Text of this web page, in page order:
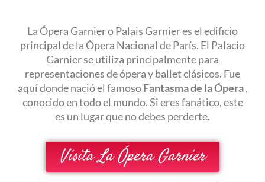
La Ópera Garnier o Palais Garnier es el edificio
principal de la Ópera Nacional de París. El Palacio
Garnier se utiliza principalmente para
representaciones de ópera y ballet clásicos. Fue
aquí donde nació el famosoFantasma de la Ópera,
conocido en todo el mundo. Si eres fanático, este
es un lugar que no debes perderte.
Visita La Ópera Garnier